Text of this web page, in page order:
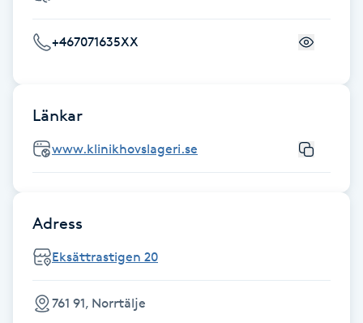
Dermapen
Diamantslipning
E
Enzympeeling
Extensions
Extensions borttagning
+467071635XX
Länkar
www.klinikhovslageri.se
Adress
Eksättrastigen 20
761 91, Norrtälje